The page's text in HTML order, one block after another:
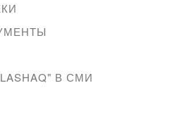
В СМИ